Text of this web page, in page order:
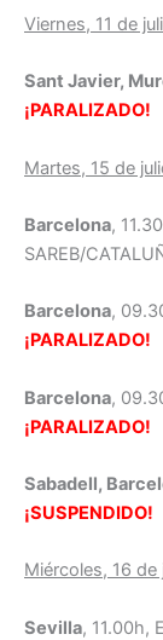
Viernes, 11 de
Sant Javier,
¡PARALIZADO!
Martes, 15 de
Barcelona,
SAREB/
Barcelona,
¡PARALIZADO!
Barcelona,
¡PARALIZADO!
Sabadell,
¡SUSPENDIDO!
Miércoles, 16 de
Sevilla, 11.00h,